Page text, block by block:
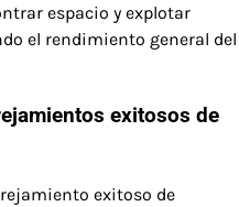
espacio y explotar
el rendimiento general del
exitosos de
exitoso de